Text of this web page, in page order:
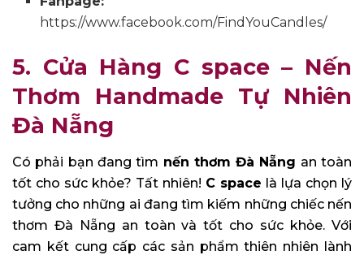
https://www.facebook.com/FindYouCandles/
5. Cửa Hàng C space – Nến
Thơm Handmade Tự Nhiên
Đà Nẵng
Có phải bạn đang tìm nến thơm Đà Nẵng an toàn
tốt cho sức khỏe? Tất nhiên! C space là lựa chọn lý
tưởng cho những ai đang tìm kiếm những chiếc nến
thơm Đà Nẵng an toàn và tốt cho sức khỏe. Với
cam kết cung cấp các sản phẩm thiên nhiên lành